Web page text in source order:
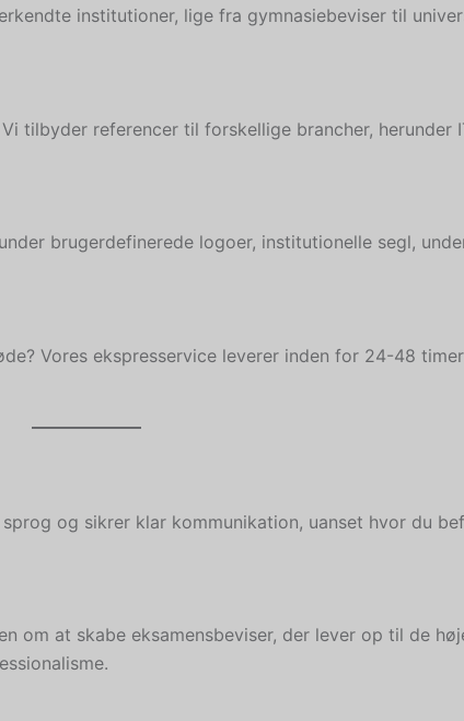
institutioner, lige fra gymnasiebeviser til
tilbyder referencer til forskellige brancher, herunder
brugerdefinerede logoer, institutionelle segl,
Vores ekspresservice leverer inden for 24-48
og sikrer klar kommunikation, uanset hvor du
om at skabe eksamensbeviser, der lever op til de